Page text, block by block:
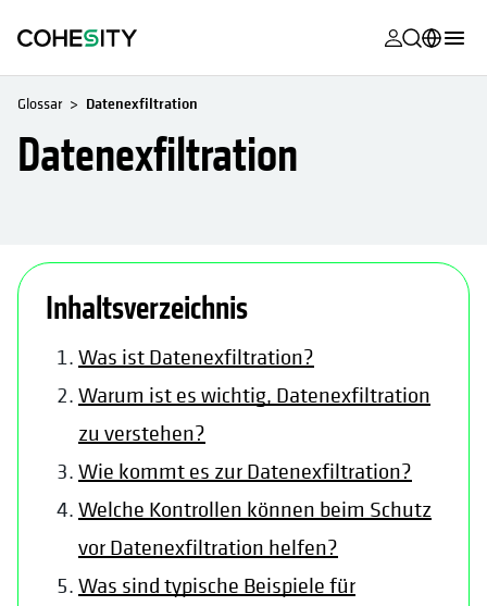
wird in
wird in
wird in
wird in
wird in
wird in
wird in
Partner
wird in
Português (Brazil)
Español (Spain)
Glossar Datenexfiltration
Datenexfiltration
Inhaltsverzeichnis
Was ist Datenexfiltration?
Warum ist es wichtig, Datenexfiltration
zu verstehen?
Wie kommt es zur Datenexfiltration?
Welche Kontrollen können beim Schutz
vor Datenexfiltration helfen?
Was sind typische Beispiele für
wird in einer neuen